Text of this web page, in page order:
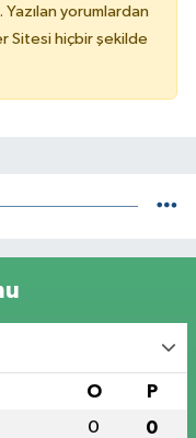
yorumlardan
Sitesi hiçbir şekilde
O P
0 0